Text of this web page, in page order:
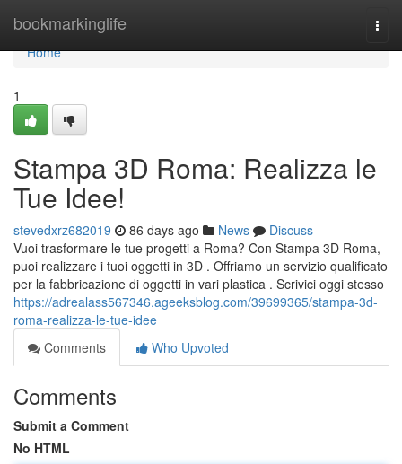
bookmarkinglife
Home
Home
1
Stampa 3D Roma: Realizza le
Tue Idee!
stevedxrz682019 86 days ago News
Discuss
Vuoi trasformare le tue progetti a Roma? Con Stampa 3D Roma,
puoi realizzare i tuoi oggetti in 3D . Offriamo un servizio qualificato
per la fabbricazione di oggetti in vari plastica . Scrivici oggi stesso
https://adrealass567346.ageeksblog.com/39699365/stampa-3d-
roma-realizza-le-tue-idee
Comments
Who Upvoted
Comments
Submit a Comment
No HTML